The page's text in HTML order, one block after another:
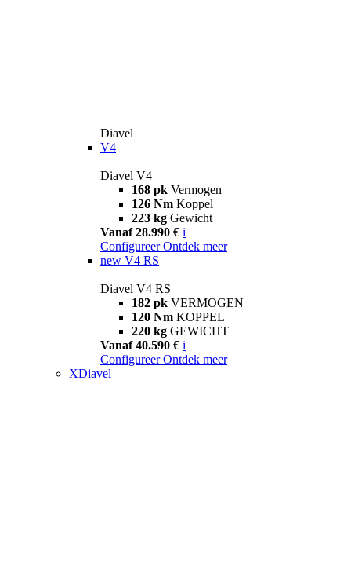
Diavel
V4
Diavel V4
168 pk Vermogen
126 Nm Koppel
223 kg Gewicht
Vanaf 28.990 € i
Configureer Ontdek meer
new V4 RS
Diavel V4 RS
182 pk VERMOGEN
120 Nm KOPPEL
220 kg GEWICHT
Vanaf 40.590 € i
Configureer Ontdek meer
XDiavel